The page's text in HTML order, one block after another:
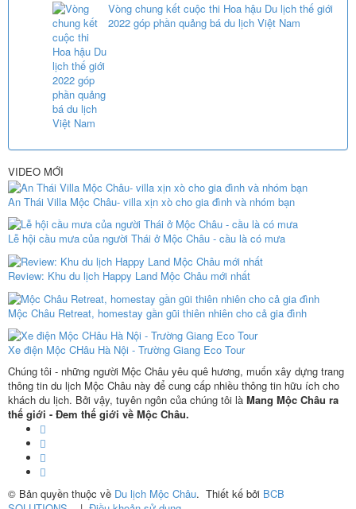
Vòng chung kết cuộc thi Hoa hậu Du lịch thế giới
2022 góp phần quảng bá du lịch Việt Nam
VIDEO MỚI
An Thái Villa Mộc Châu- villa xịn xò cho gia đình và nhóm bạn
Lễ hội cầu mưa của người Thái ở Mộc Châu - cầu là có mưa
Review: Khu du lịch Happy Land Mộc Châu mới nhất
Mộc Châu Retreat, homestay gần gũi thiên nhiên cho cả gia đình
Xe điện Mộc CHâu Hà Nội - Trường Giang Eco Tour
Chúng tôi - những người Mộc Châu yêu quê hương, muốn xây dựng trang
thông tin du lịch Mộc Châu này để cung cấp nhiều thông tin hữu ích cho
khách du lịch. Bởi vậy, tuyên ngôn của chúng tôi là Mang Mộc Châu ra
thế giới - Đem thế giới về Mộc Châu.
© Bản quyền thuộc về Du lịch Mộc Châu. Thiết kế bởi BCB